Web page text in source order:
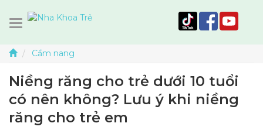
Cẩm nang
Niềng răng cho trẻ dưới 10 tuổi
có nên không? Lưu ý khi niềng
răng cho trẻ em